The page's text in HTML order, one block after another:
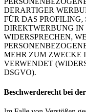
DERARTIGER
FÜR DAS PROFILING,
DIREKTWERBUNG IN
WIDERSPRECHEN,
MEHR ZUM ZWECKE
VERWENDET
DSGVO).
Beschwerderecht bei